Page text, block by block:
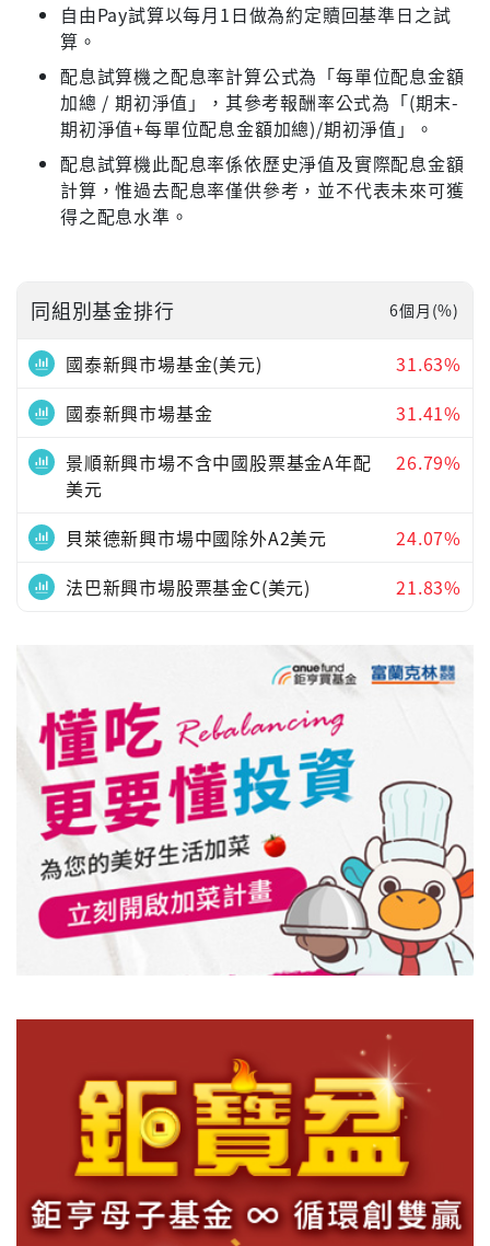
自由Pay試算以每月1日做為約定贖回基準日之試
算。
配息試算機之配息率計算公式為「每單位配息金額
加總 / 期初淨值」，其參考報酬率公式為「(期末-
期初淨值+每單位配息金額加總)/期初淨值」。
配息試算機此配息率係依歷史淨值及實際配息金額
計算，惟過去配息率僅供參考，並不代表未來可獲
得之配息水準。
同組別基金排行 6個月(%)
國泰新興市場基金(美元)
31.63%
國泰新興市場基金
31.41%
景順新興市場不含中國股票基金A年配
美元
26.79%
貝萊德新興市場中國除外A2美元
24.07%
法巴新興市場股票基金C(美元)
21.83%